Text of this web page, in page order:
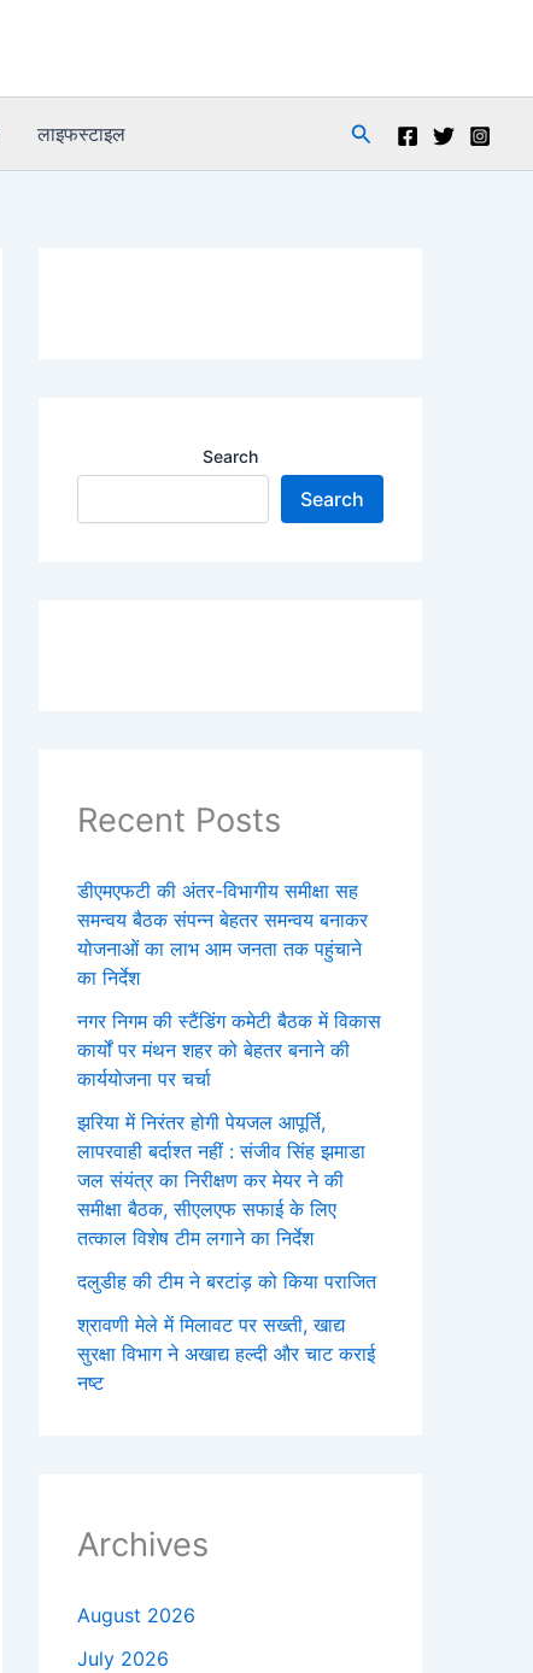
लाइफस्टाइल Search
Search
Search
Recent Posts
डीएमएफटी की अंतर-विभागीय समीक्षा सह
समन्वय बैठक संपन्न बेहतर समन्वय बनाकर
योजनाओं का लाभ आम जनता तक पहुंचाने
का निर्देश
नगर निगम की स्टैंडिंग कमेटी बैठक में विकास
कार्यों पर मंथन शहर को बेहतर बनाने की
कार्ययोजना पर चर्चा
झरिया में निरंतर होगी पेयजल आपूर्ति,
लापरवाही बर्दाश्त नहीं : संजीव सिंह झमाडा
जल संयंत्र का निरीक्षण कर मेयर ने की
समीक्षा बैठक, सीएलएफ सफाई के लिए
तत्काल विशेष टीम लगाने का निर्देश
दलुडीह की टीम ने बरटांड़ को किया पराजित
श्रावणी मेले में मिलावट पर सख्ती, खाद्य
सुरक्षा विभाग ने अखाद्य हल्दी और चाट कराई
नष्ट
Archives
August 2026
July 2026